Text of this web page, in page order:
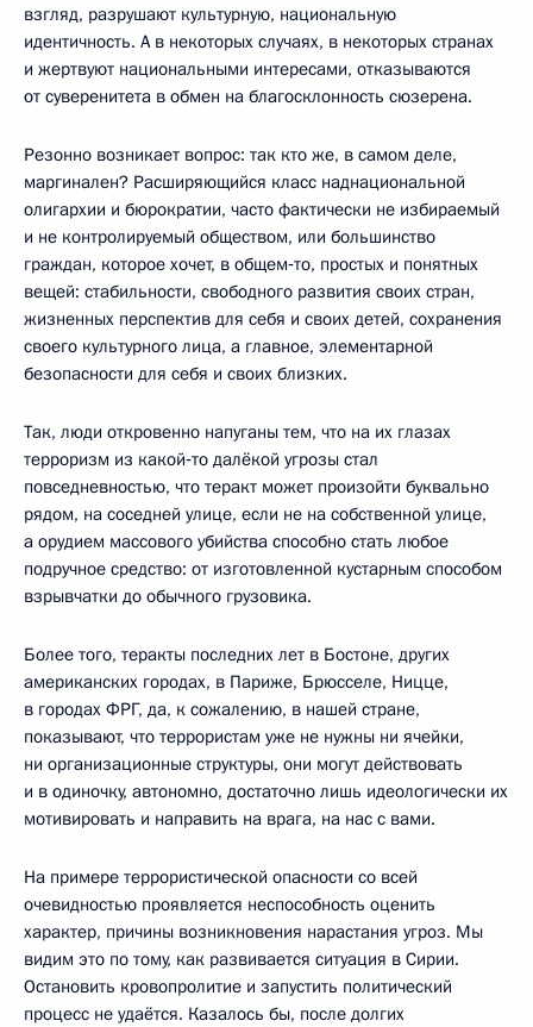
взгляд, разрушают культурную, национальную
идентичность. А в некоторых случаях, в некоторых странах
и жертвуют национальными интересами, отказываются
от суверенитета в обмен на благосклонность сюзерена.
Резонно возникает вопрос: так кто же, в самом деле,
маргинален? Расширяющийся класс наднациональной
олигархии и бюрократии, часто фактически не избираемый
и не контролируемый обществом, или большинство
граждан, которое хочет, в общем‑то, простых и понятных
вещей: стабильности, свободного развития своих стран,
жизненных перспектив для себя и своих детей, сохранения
своего культурного лица, а главное, элементарной
безопасности для себя и своих близких.
Так, люди откровенно напуганы тем, что на их глазах
терроризм из какой‑то далёкой угрозы стал
повседневностью, что теракт может произойти буквально
рядом, на соседней улице, если не на собственной улице,
а орудием массового убийства способно стать любое
подручное средство: от изготовленной кустарным способом
взрывчатки до обычного грузовика.
Более того, теракты последних лет в Бостоне, других
американских городах, в Париже, Брюсселе, Ницце,
в городах ФРГ, да, к сожалению, в нашей стране,
показывают, что террористам уже не нужны ни ячейки,
ни организационные структуры, они могут действовать
и в одиночку, автономно, достаточно лишь идеологически их
мотивировать и направить на врага, на нас с вами.
На примере террористической опасности со всей
очевидностью проявляется неспособность оценить
характер, причины возникновения нарастания угроз. Мы
видим это по тому, как развивается ситуация в Сирии.
Остановить кровопролитие и запустить политический
процесс не удаётся. Казалось бы, после долгих